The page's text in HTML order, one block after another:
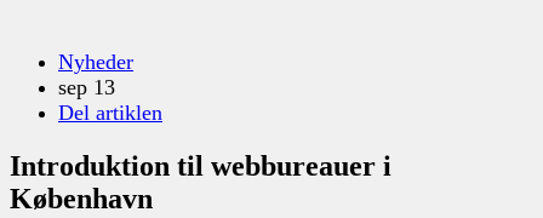
Nyheder
sep 13
Del artiklen
Introduktion til webbureauer i
København